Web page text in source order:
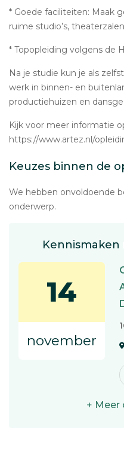
* Goede faciliteiten: Maak
ruime studio’s,
* Topopleiding volgens de
Na je studie kun je als
werk in binnen- en
productiehuizen en
Kijk voor meer informatie
https://www.artez.nl/
Keuzes binnen de
We hebben onvoldoende
onderwerp.
14
november
+ Meer